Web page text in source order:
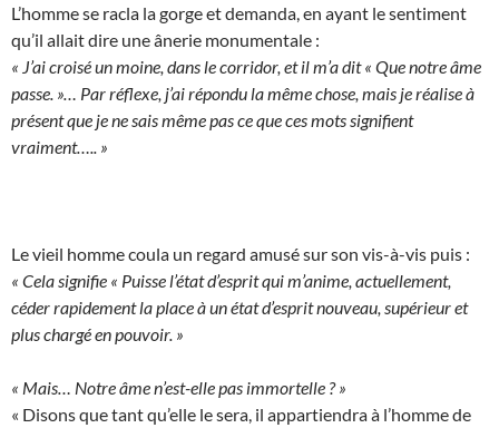
L’homme se racla la gorge et demanda, en ayant le sentiment
qu’il allait dire une ânerie monumentale :
« J’ai croisé un moine, dans le corridor, et il m’a dit « Que notre âme
passe. »… Par réflexe, j’ai répondu la même chose, mais je réalise à
présent que je ne sais même pas ce que ces mots signifient
vraiment….. »
Le vieil homme coula un regard amusé sur son vis-à-vis puis :
« Cela signifie « Puisse l’état d’esprit qui m’anime, actuellement,
céder rapidement la place à un état d’esprit nouveau, supérieur et
plus chargé en pouvoir. »
« Mais… Notre âme n’est-elle pas immortelle ? »
« Disons que tant qu’elle le sera, il appartiendra à l’homme de